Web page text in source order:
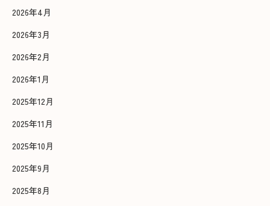
2026年4月
2026年3月
2026年2月
2026年1月
2025年12月
2025年11月
2025年10月
2025年9月
2025年8月